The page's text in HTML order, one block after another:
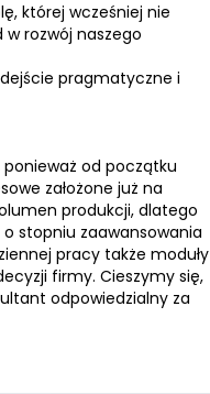
której wcześniej nie
rozwój naszego
pragmatyczne i
od początku
założone już na
produkcji, dlatego
stopniu zaawansowania
pracy także moduły
firmy. Cieszymy się,
odpowiedzialny za